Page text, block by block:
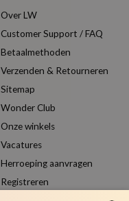
Over LW
Customer Support / FAQ
Betaalmethoden
Verzenden & Retourneren
Sitemap
Wonder Club
Onze winkels
Vacatures
Herroeping aanvragen
Registreren